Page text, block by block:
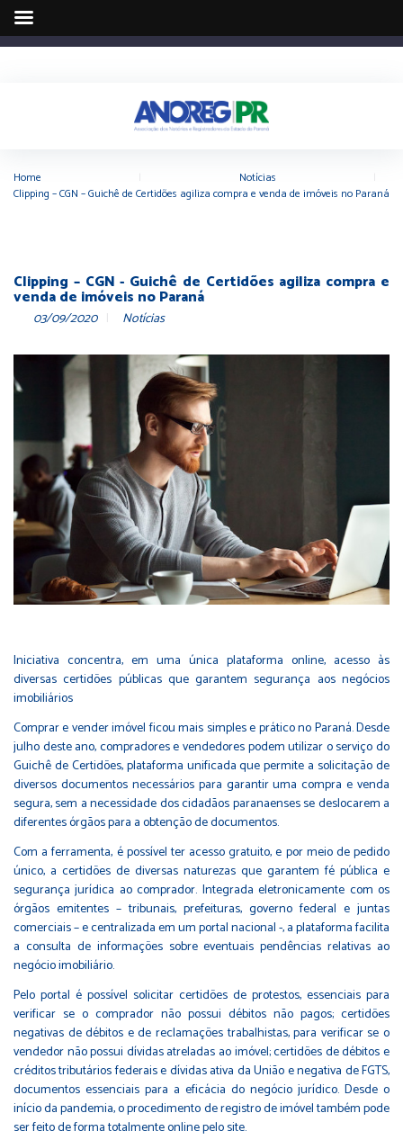
Home Notícias
Clipping – CGN – Guichê de Certidões agiliza compra e venda de imóveis no Paraná
Clipping – CGN - Guichê de Certidões agiliza compra e
venda de imóveis no Paraná
03/09/2020 Notícias
Iniciativa concentra, em uma única plataforma online, acesso às
diversas certidões públicas que garantem segurança aos negócios
imobiliários
Comprar e vender imóvel ficou mais simples e prático no Paraná. Desde
julho deste ano, compradores e vendedores podem utilizar o serviço do
Guichê de Certidões, plataforma unificada que permite a solicitação de
diversos documentos necessários para garantir uma compra e venda
segura, sem a necessidade dos cidadãos paranaenses se deslocarem a
diferentes órgãos para a obtenção de documentos.
Com a ferramenta, é possível ter acesso gratuito, e por meio de pedido
único, a certidões de diversas naturezas que garantem fé pública e
segurança jurídica ao comprador. Integrada eletronicamente com os
órgãos emitentes – tribunais, prefeituras, governo federal e juntas
comerciais – e centralizada em um portal nacional -, a plataforma facilita
a consulta de informações sobre eventuais pendências relativas ao
negócio imobiliário.
Pelo portal é possível solicitar certidões de protestos, essenciais para
verificar se o comprador não possui débitos não pagos; certidões
negativas de débitos e de reclamações trabalhistas, para verificar se o
vendedor não possui dívidas atreladas ao imóvel; certidões de débitos e
créditos tributários federais e dívidas ativa da União e negativa de FGTS,
documentos essenciais para a eficácia do negócio jurídico. Desde o
início da pandemia, o procedimento de registro de imóveltambém pode
ser feito de forma totalmente online pelo site.